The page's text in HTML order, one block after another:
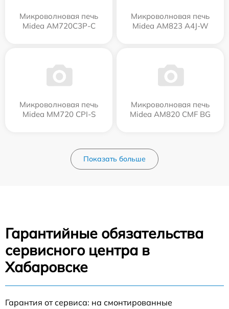
Микроволновая печь
Midea AM720C3P-C
Микроволновая печь
Midea AM823 A4J-W
Микроволновая печь
Midea MM720 CPI-S
Микроволновая печь
Midea AM820 CMF BG
Показать больше
Гарантийные обязательства
сервисного центра в
Хабаровске
Гарантия от сервиса: на смонтированные